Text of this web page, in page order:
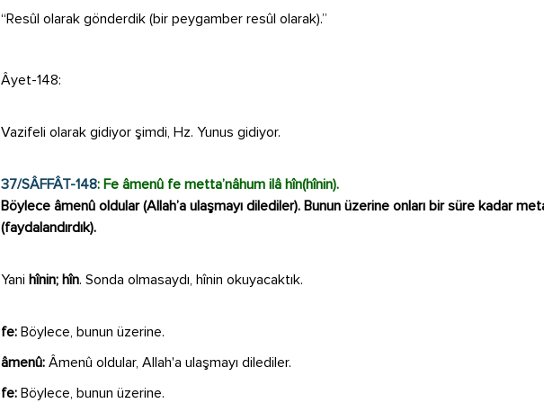
“Resûl olarak gönderdik (bir peygamber resûl olarak).”
Âyet-148:
Vazifeli olarak gidiyor şimdi, Hz. Yunus gidiyor.
37/SÂFFÂT-148: Fe âmenû fe metta’nâhum ilâ hîn(hînin).
Böylece âmenû oldular (Allah’a ulaşmayı dilediler). Bunun üzerine onları bir süre kadar
(faydalandırdık).
Yani hînin; hîn. Sonda olmasaydı, hînin okuyacaktık.
fe: Böylece, bunun üzerine.
âmenû:Âmenû oldular, Allah'a ulaşmayı dilediler.
fe: Böylece, bunun üzerine.